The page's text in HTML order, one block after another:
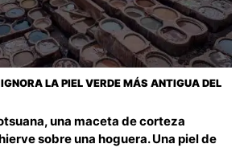
LA PIEL VERDE MÁS ANTIGUA DEL
una maceta de corteza
sobre una hoguera. Una piel de